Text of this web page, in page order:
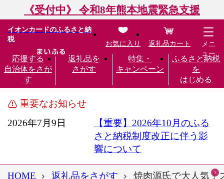
《受付中》 令和8年熊本地震緊急支援
イオンカードのふるさと納
税
応援する
自治体をさが
す
返礼品を
さがす
特集・
キャンペーン
ふるさと納税
を
はじめる
お気に入り 返礼品カート
メニ
ュー
重要なお知らせ
2026年7月9日
【重要】2026年10月のふる
さと納税制度改正に伴う影
響について
HOME 返礼品をさがす 焼肉源氏で大人気！